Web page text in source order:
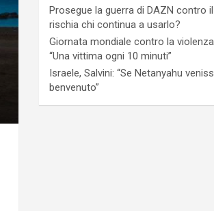
Prosegue la guerra di DAZN contro
rischia chi continua a usarlo?
Giornata mondiale contro la
“Una vittima ogni 10 minuti”
Israele, Salvini: “Se Netanyahu
benvenuto”